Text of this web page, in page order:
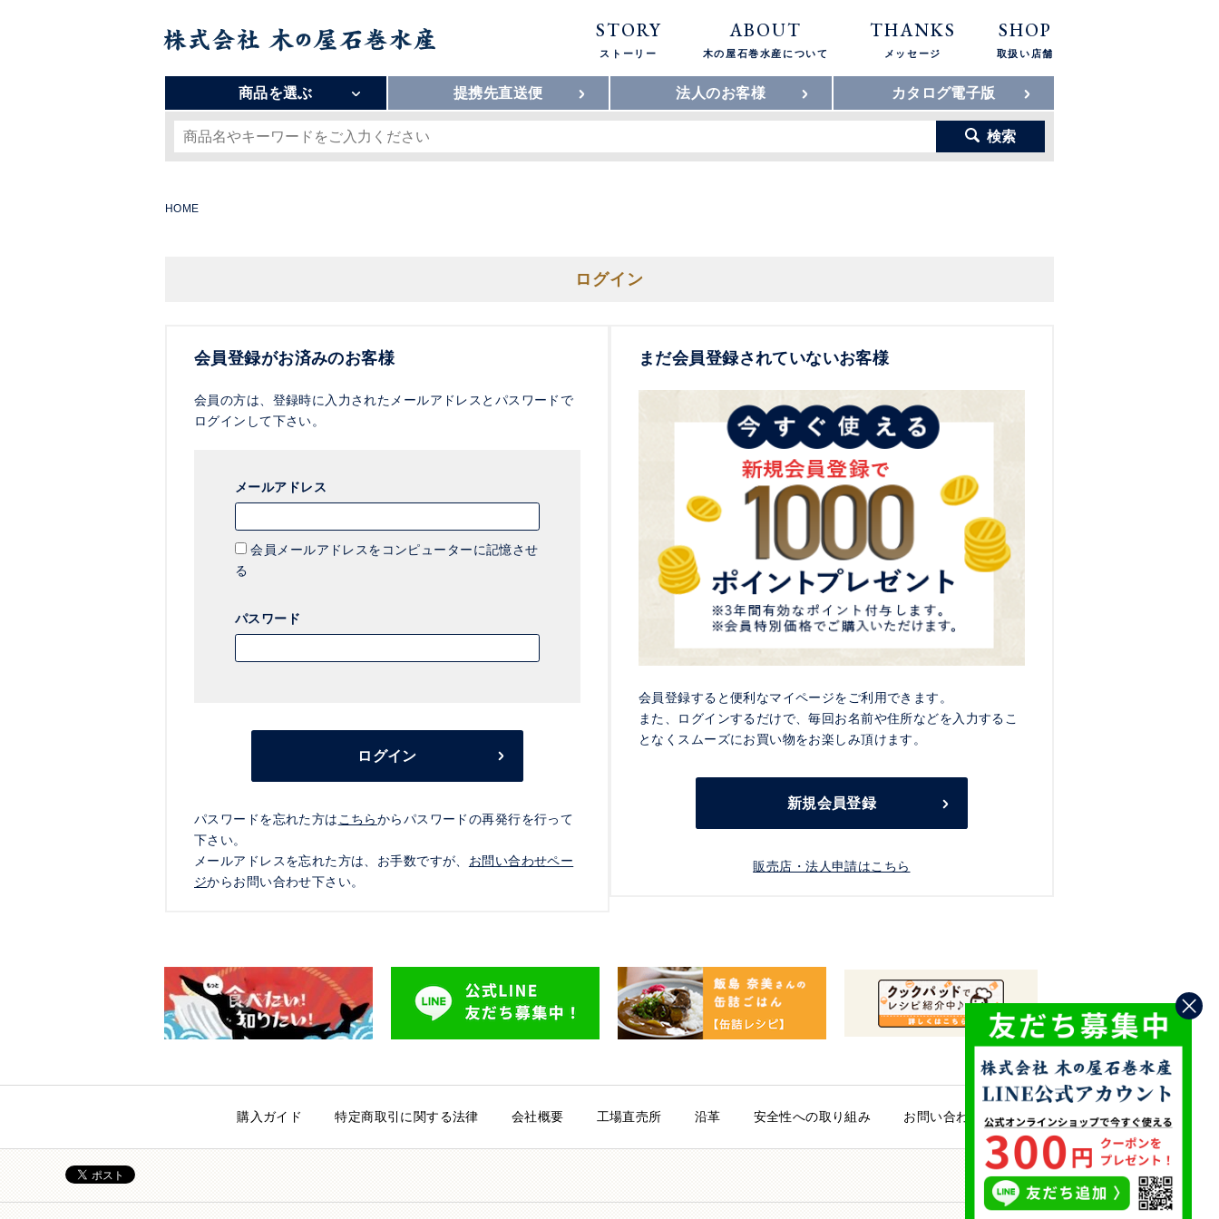
STORY
ストーリー
ABOUT
木の屋石巻水産について
THANKS
メッセージ
SHOP
取扱い店舗
商品を選ぶ 提携先直送便 法人のお客様 カタログ電子版
検索
HOME
ログイン
会員登録がお済みのお客様
会員の方は、登録時に入力されたメールアドレスとパスワードで
ログインして下さい。
メールアドレス
会員メールアドレスをコンピューターに記憶させ
る
パスワード
ログイン
パスワードを忘れた方は こちらからパスワードの再発行を行って
下さい。
メールアドレスを忘れた方は、お手数ですが、 お問い合わせペー
ジからお問い合わせ下さい。
まだ会員登録されていないお客様
会員登録すると便利なマイページをご利用できます。
また、ログインするだけで、毎回お名前や住所などを入力するこ
となくスムーズにお買い物をお楽しみ頂けます。
新規会員登録
販売店・法人申請はこちら
購入ガイド 特定商取引に関する法律 会社概要 工場直売所 沿革 安全性への取り組み お問い合わせ
PAGE TOP